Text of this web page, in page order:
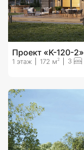
Проект «K-120-2»
1 этаж 172 м2 3